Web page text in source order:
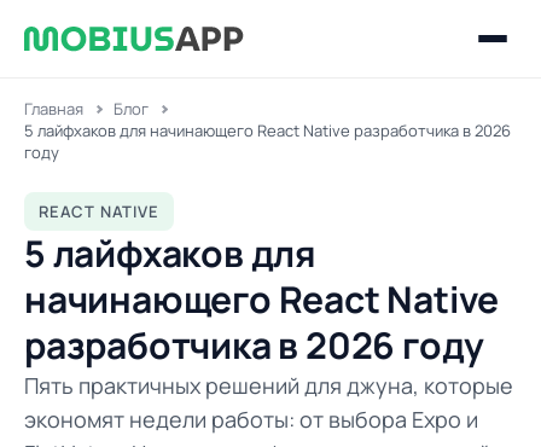
Главная
Блог
5 лайфхаков для начинающего React Native разработчика в 2026
году
REACT NATIVE
5 лайфхаков для
начинающего React Native
разработчика в 2026 году
Пять практичных решений для джуна, которые
экономят недели работы: от выбора Expo и